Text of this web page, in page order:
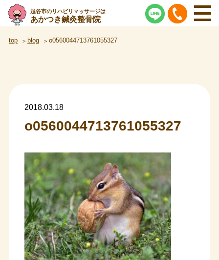
越谷市のリハビリマッサージは
あかつき鍼灸整骨院
top blog o0560044713761055327
2018.03.18
o0560044713761055327